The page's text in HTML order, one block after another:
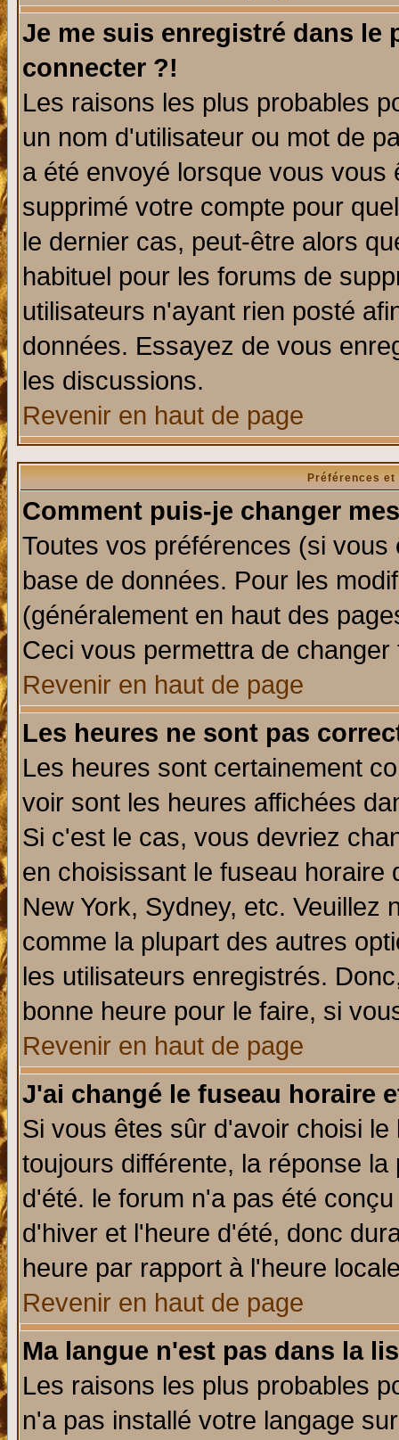
Je me suis enregistré dans le
connecter ?!
Les raisons les plus probables
un nom d'utilisateur ou mot de
a été envoyé lorsque vous
supprimé votre compte pour
le dernier cas, peut-être alors
habituel pour les forums de
utilisateurs n'ayant rien posté
données. Essayez de vous
les discussions.
Revenir en haut de page
Préférences
Comment puis-je changer
Toutes vos préférences (si
base de données. Pour les
(généralement en haut des
Ceci vous permettra de
Revenir en haut de page
Les heures ne sont pas
Les heures sont certainement
voir sont les heures affichées
Si c'est le cas, vous devriez
en choisissant le fuseau
New York, Sydney, etc. Veuillez
comme la plupart des autres
les utilisateurs enregistrés.
bonne heure pour le faire, si
Revenir en haut de page
J'ai changé le fuseau horaire
Si vous êtes sûr d'avoir choisi
toujours différente, la réponse
d'été. le forum n'a pas été
d'hiver et l'heure d'été, donc
heure par rapport à l'heure
Revenir en haut de page
Ma langue n'est pas dans la
Les raisons les plus probables
n'a pas installé votre langage